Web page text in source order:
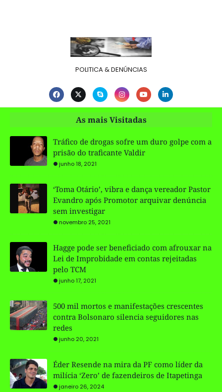
POLITICA & DENÚNCIAS
As mais Visitadas
Tráfico de drogas sofre um duro golpe com a
prisão do traficante Valdir
junho 18, 2021
‘Toma Otário’, vibra e dança vereador Pastor
Evandro após Promotor arquivar denúncia
sem investigar
novembro 25, 2021
Hagge pode ser beneficiado com afrouxar na
Lei de Improbidade em contas rejeitadas
pelo TCM
junho 17, 2021
500 mil mortos e manifestações crescentes
contra Bolsonaro silencia seguidores nas
redes
junho 20, 2021
Éder Resende na mira da PF como líder da
milícia ‘Zero’ de fazendeiros de Itapetinga
janeiro 26, 2024